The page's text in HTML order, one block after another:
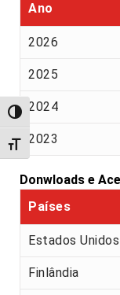
Alternar alto contraste
Alternar tamanho da
Ano
2026
2025
2024
2023
Donwloads e
Países
Estados Unidos
Finlândia